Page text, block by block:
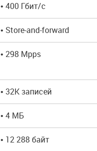
• 400 Гбит/с
• Store-and-forward
• 298 Mpps
• 32K записей
• 4 МБ
• 12 288 байт